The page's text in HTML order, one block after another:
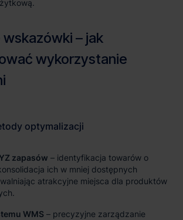
zapasów – identyfikacja towarów o
ich w mniej dostępnych
atrakcyjne miejsca dla produktów
WMS – precyzyjne zarządzanie